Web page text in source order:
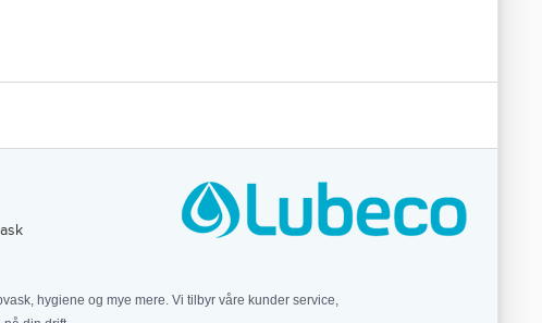
hygiene og mye mere. Vi tilbyr våre kunder service,